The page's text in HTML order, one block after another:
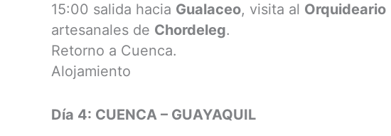
15:00 salida hacia Gualaceo, visita al Orquideario
artesanales de Chordeleg.
Retorno a Cuenca.
Alojamiento
Día 4: CUENCA – GUAYAQUIL